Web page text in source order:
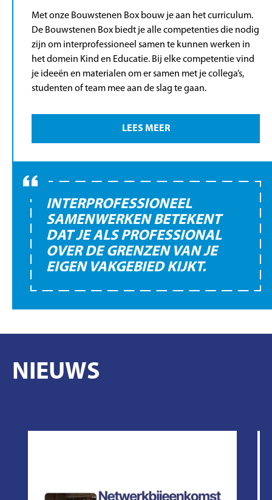
Met onze Bouwstenen Box bouw je aan het curriculum.
De Bouwstenen Box biedt je alle competenties die nodig
zijn om interprofessioneel samen te kunnen werken in
het domein Kind en Educatie. Bij elke competentie vind
je ideeën en materialen om er samen met je collega’s,
studenten of team mee aan de slag te gaan.
LEES MEER
INTERPROFESSIONEEL
SAMENWERKEN BETEKENT
DAT JE ALS PROFESSIONAL
OVER DE GRENZEN VAN JE
EIGEN VAKGEBIED KIJKT.
NIEUWS